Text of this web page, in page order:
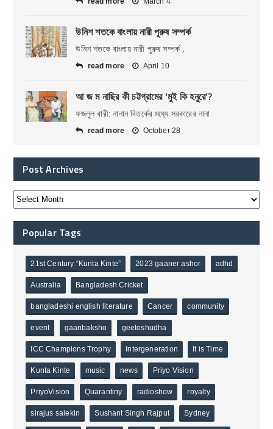
উনিশ শতকে বাংলায় নারী পুরুষ সম্পর্ক
উনিশ শতকে বাংলায় নারী পুরুষ সম্পর্ক ,
read more April 10
আ জ ম নাছির কী চট্টগ্রামের ‘মুই কি হনুরে’?
ফজলুল বারী: নানান বিতর্কের মধ্যে সরকারের নানা
read more October 28
Post Archives
Popular Tags
21st Century “Kunta Kinte” 2023 gaaner ashor adhd
Australia Bangladesh Cricket
bangladeshi english literature Cancer community
event gaanbaksho geetoshudha
ICC Champions Trophy Intergeneration It is Time
Kunta Kinte music news Priyo Vision
PriyoVision Quarantiny radioshow royalty
sirajus salekin Sushant Singh Rajput Sydney